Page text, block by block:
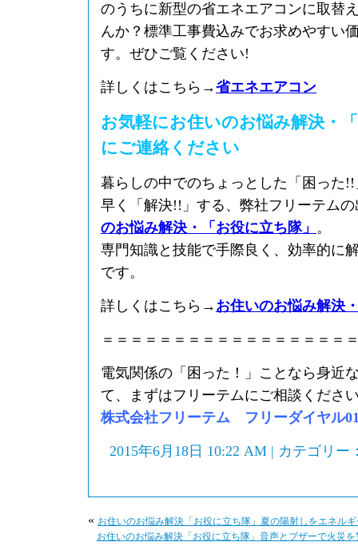
のうちに新型の省エネエアコンに取替
んか？標準工事費込みでお求めやすい
す。ぜひご覧ください!
詳しくはこちら→省エネエアコン
お気軽にお住いのお悩み解決・
にご連絡ください
暮らしの中でのちょっとした「困った
早く「解決!!」する、弊社フリーテム
のお悩み解決・「お役に立ち隊」 。
専門知識と技能で手際良く、効率的に
です。
詳しくはこちら→ お住いのお悩み解決
＝＝＝＝＝＝＝＝＝＝＝＝＝＝＝＝＝
電気関係の「困った！」ことなら身近
て、まずはフリーテムにご相談くださ
株式会社フリーテム フリーダイヤル
2015年6月18日 10:22 AM | カテゴリー
« お住いのお悩み解決「お役に立ち隊」夏の陽射しをエネル
お住いのお悩み解決「お役に立ち隊」音声とブザーで火災